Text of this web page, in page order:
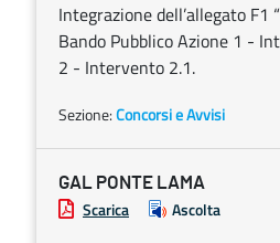
Integrazione dell’allegato F1
Bando Pubblico Azione 1 -
2 - Intervento 2.1.
Sezione:Concorsi e Avvisi
GAL PONTE LAMA
Scarica Ascolta